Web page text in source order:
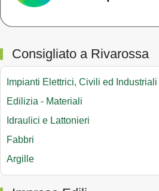
Consigliato a Rivarossa
Impianti Elettrici, Civili ed
Edilizia - Materiali
Idraulici e Lattonieri
Fabbri
Argille